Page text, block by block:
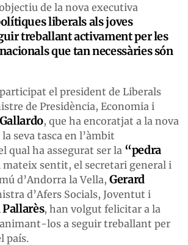
de la nova executiva
liberals als joves
treballant activament per les
que tan necessàries són
el president de Liberals
de Presidència, Economia i
, que ha encoratjat a la nova
seva tasca en l’àmbit
qual ha assegurat ser la “pedra
mateix sentit, el secretari general i
d’Andorra la Vella, Gerard
d’Afers Socials, Joventut i
, han volgut felicitar a la
los a seguir treballant per
país.